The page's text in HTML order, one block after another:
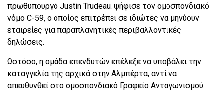
πρωθυπουργό Justin Trudeau, ψήφισε τον ομοσπονδιακό
νόμο C-59, ο οποίος επιτρέπει σε ιδιώτες να μηνύουν
εταιρείες για παραπλανητικές περιβαλλοντικές
δηλώσεις.
Ωστόσο, η ομάδα επενδυτών επέλεξε να υποβάλει την
καταγγελία της αρχικά στην Αλμπέρτα, αντί να
απευθυνθεί στο ομοσπονδιακό Γραφείο Ανταγωνισμού.